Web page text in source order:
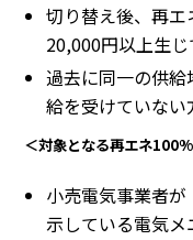
切り替え後、再
20,000円以上生
過去に同一の供
給を受けていない
＜対象となる再エネ
小売電気事業者
示している電気メ